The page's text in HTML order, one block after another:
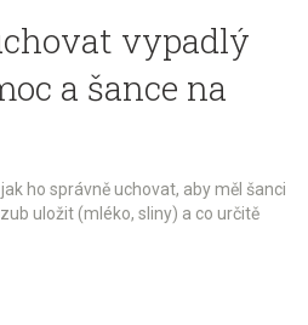
vypadlý
a šance na
ho správně uchovat, aby měl šanci
uložit (mléko, sliny) a co určitě